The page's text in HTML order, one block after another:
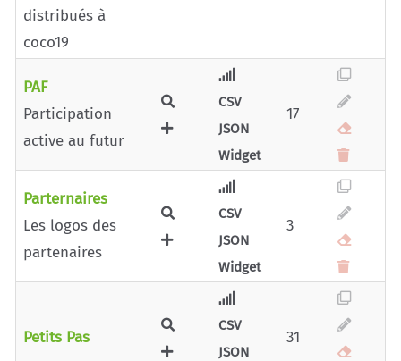
distribués à
coco19
PAF
Participation
active au futur
CSV
JSON
Widget
17
Parternaires
Les logos des
partenaires
CSV
JSON
Widget
3
Petits Pas
CSV
JSON
31